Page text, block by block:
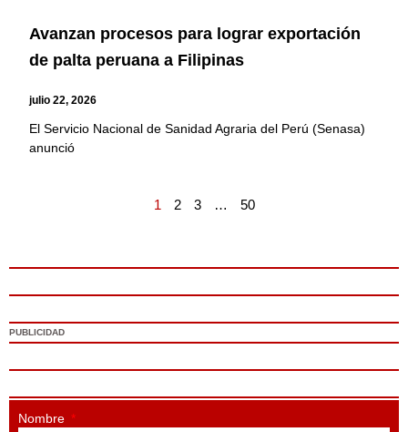
Avanzan procesos para lograr exportación
de palta peruana a Filipinas
julio 22, 2026
El Servicio Nacional de Sanidad Agraria del Perú (Senasa)
anunció
1 2 3 … 50
PUBLICIDAD
Nombre